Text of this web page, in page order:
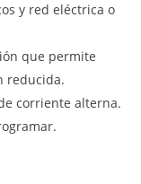
y red eléctrica o
que permite
reducida.
corriente alterna.